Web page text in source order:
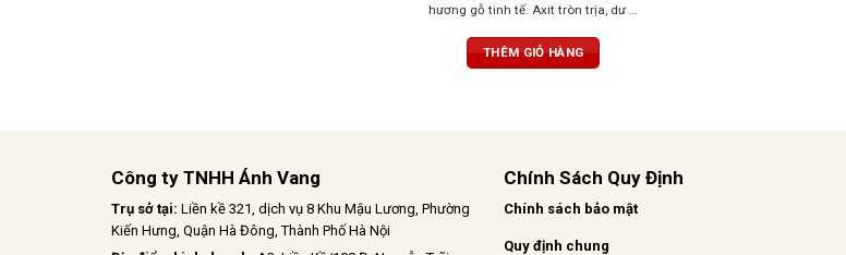
hương gỗ tinh tế. Axit tròn trịa, dư vị
biệt, tinh tế và sống động
THÊM GIỎ HÀNG
Công ty TNHH Ánh Vang
Trụ sở tại: Liền kề 321, dịch vụ 8 Khu Mậu Lương, Phường
Kiến Hưng, Quận Hà Đông, Thành Phố Hà Nội
Chính Sách Quy Định
Chính sách bảo mật
Quy định chung